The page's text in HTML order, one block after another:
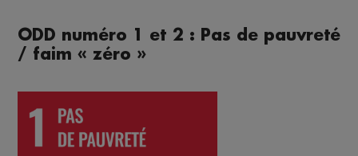
ODD numéro 1 et 2 : Pas de pauvreté
/ faim « zéro »